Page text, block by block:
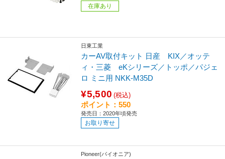
在庫あり
日東工業
カーAV取付キット 日産 KIX／オッテ
ィ・三菱 eKシリーズ／トッポ／パジェ
ロ ミニ用 NKK-M35D
¥5,500 (税込)
ポイント：550
発売日：2020年頃発売
お取り寄せ
Pioneer(パイオニア)